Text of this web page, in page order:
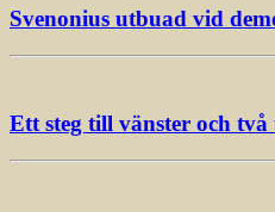
Svenonius utbuad vid
Ett steg till vänster och